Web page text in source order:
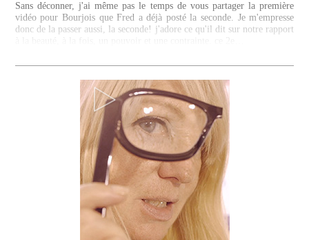
Sans déconner, j'ai même pas le temps de vous partager la première
vidéo pour Bourjois que Fred a déjà posté la seconde. Je m'empresse
donc de la passer aussi, la seconde! j'adore ce qu'il dit sur notre rapport